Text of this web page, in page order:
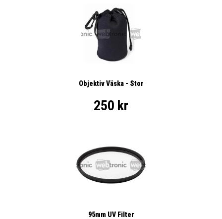
Objektiv Väska - Stor
250 kr
95mm UV Filter